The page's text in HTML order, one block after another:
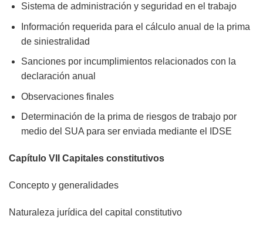
Sistema de administración y seguridad en el trabajo
Información requerida para el cálculo anual de la prima
de siniestralidad
Sanciones por incumplimientos relacionados con la
declaración anual
Observaciones finales
Determinación de la prima de riesgos de trabajo por
medio del SUA para ser enviada mediante el IDSE
Capítulo VII Capitales constitutivos
Concepto y generalidades
Naturaleza jurídica del capital constitutivo